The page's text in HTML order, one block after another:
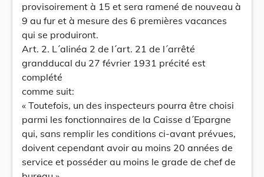
provisoirement à 15 et sera ramené de nouveau à
9 au fur et à mesure des 6 premières vacances
qui se produiront.
Art. 2. L´alinéa 2 de l´art. 21 de l´arrêté
grandducal du 27 février 1931 précité est
complété
comme suit:
« Toutefois, un des inspecteurs pourra être choisi
parmi les fonctionnaires de la Caisse d´Epargne
qui, sans remplir les conditions ci-avant prévues,
doivent cependant avoir au moins 20 années de
service et posséder au moins le grade de chef de